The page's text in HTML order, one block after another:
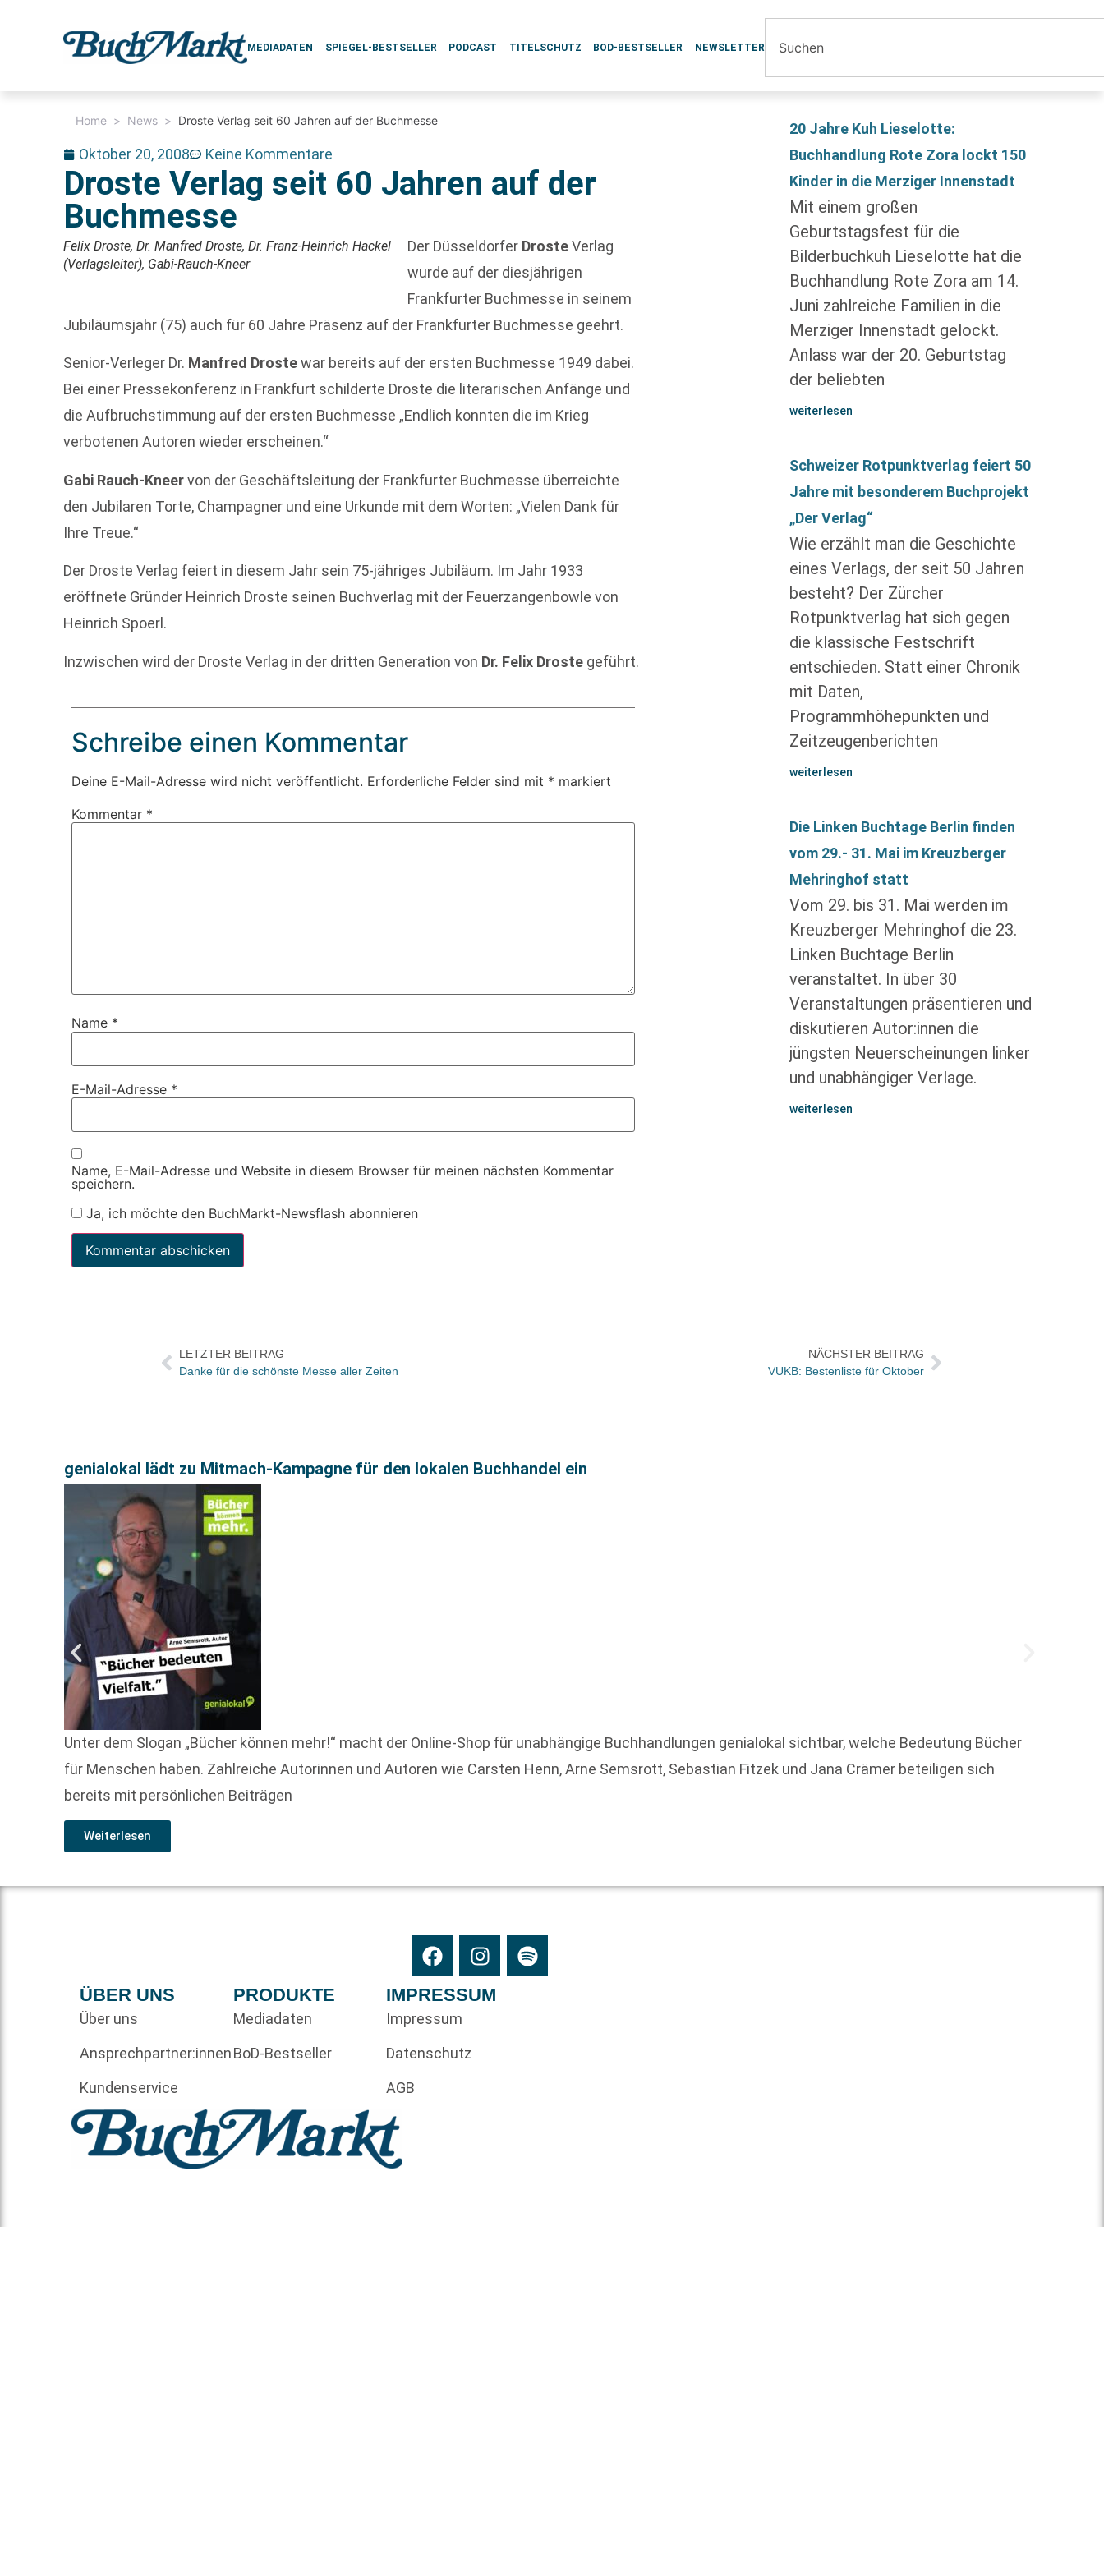
MEDIADATEN SPIEGEL-BESTSELLER PODCAST TITELSCHUTZ BOD-BESTSELLER NEWSLETTER
Home > News > Droste Verlag seit 60 Jahren auf der Buchmesse
Oktober 20, 2008 Keine Kommentare
Droste Verlag seit 60 Jahren auf der
Buchmesse
Felix Droste, Dr. Manfred Droste, Dr. Franz-Heinrich Hackel
(Verlagsleiter), Gabi-Rauch-Kneer
Der Düsseldorfer DrosteVerlag
wurde auf der diesjährigen
Frankfurter Buchmesse in seinem
Jubiläumsjahr (75) auch für 60 Jahre Präsenz auf der Frankfurter Buchmesse geehrt.
Senior-Verleger Dr. Manfred Drostewar bereits auf der ersten Buchmesse 1949 dabei.
Bei einer Pressekonferenz in Frankfurt schilderte Droste die literarischen Anfänge und
die Aufbruchstimmung auf der ersten Buchmesse „Endlich konnten die im Krieg
verbotenen Autoren wieder erscheinen.“
Gabi Rauch-Kneervon der Geschäftsleitung der Frankfurter Buchmesse überreichte
den Jubilaren Torte, Champagner und eine Urkunde mit dem Worten: „Vielen Dank für
Ihre Treue.“
Der Droste Verlag feiert in diesem Jahr sein 75-jähriges Jubiläum. Im Jahr 1933
eröffnete Gründer Heinrich Droste seinen Buchverlag mit der Feuerzangenbowle von
Heinrich Spoerl.
Inzwischen wird der Droste Verlag in der dritten Generation von Dr. Felix Droste geführt.
Schreibe einen Kommentar
Deine E-Mail-Adresse wird nicht veröffentlicht. Erforderliche Felder sind mit * markiert
Kommentar *
Name *
E-Mail-Adresse *
Name, E-Mail-Adresse und Website in diesem Browser für meinen nächsten Kommentar
speichern.
Ja, ich möchte den BuchMarkt-Newsflash abonnieren
20 Jahre Kuh Lieselotte:
Buchhandlung Rote Zora lockt 150
Kinder in die Merziger Innenstadt
Mit einem großen
Geburtstagsfest für die
Bilderbuchkuh Lieselotte hat die
Buchhandlung Rote Zora am 14.
Juni zahlreiche Familien in die
Merziger Innenstadt gelockt.
Anlass war der 20. Geburtstag
der beliebten
weiterlesen
Schweizer Rotpunktverlag feiert 50
Jahre mit besonderem Buchprojekt
„Der Verlag“
Wie erzählt man die Geschichte
eines Verlags, der seit 50 Jahren
besteht? Der Zürcher
Rotpunktverlag hat sich gegen
die klassische Festschrift
entschieden. Statt einer Chronik
mit Daten,
Programmhöhepunkten und
Zeitzeugenberichten
weiterlesen
Die Linken Buchtage Berlin finden
vom 29.- 31. Mai im Kreuzberger
Mehringhof statt
Vom 29. bis 31. Mai werden im
Kreuzberger Mehringhof die 23.
Linken Buchtage Berlin
veranstaltet. In über 30
Veranstaltungen präsentieren und
diskutieren Autor:innen die
jüngsten Neuerscheinungen linker
und unabhängiger Verlage.
weiterlesen
LETZTER BEITRAG
Danke für die schönste Messe aller Zeiten
NÄCHSTER BEITRAG
VUKB: Bestenliste für Oktober
genialokal lädt zu Mitmach-Kampagne für den lokalen Buchhandel ein
Unter dem Slogan „Bücher können mehr!“ macht der Online-Shop für unabhängige Buchhandlungen genialokal sichtbar, welche Bedeutung Bücher
für Menschen haben. Zahlreiche Autorinnen und Autoren wie Carsten Henn, Arne Semsrott, Sebastian Fitzek und Jana Crämer beteiligen sich
bereits mit persönlichen Beiträgen
Weiterlesen
ÜBER UNS
Über uns
Ansprechpartner:innen
Kundenservice
PRODUKTE
Mediadaten
BoD-Bestseller
IMPRESSUM
Impressum
Datenschutz
AGB